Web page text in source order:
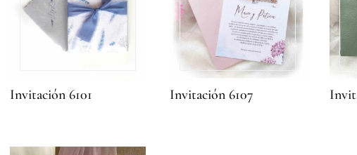
Invitación 6101 Invitación 6107